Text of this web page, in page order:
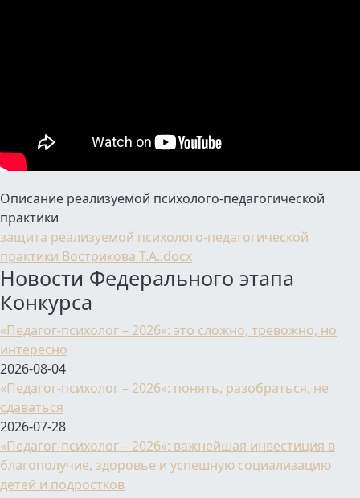
Описание реализуемой психолого-педагогической
практики
защита реализуемой психолого-педагогической
практики Вострикова Т.А..docx
Новости Федерального этапа
Конкурса
«Педагог-психолог – 2026»: это сложно, тревожно, но
интересно
2026-08-04
«Педагог-психолог – 2026»: понять, разобраться, не
сдаваться
2026-07-28
«Педагог-психолог – 2026»: важнейшая инвестиция в
благополучие, здоровье и успешную социализацию
детей и подростков